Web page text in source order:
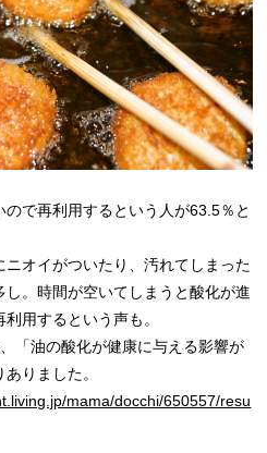
で再利用するという人が63.5％と
オイがついたり、汚れてしまった
。時間が空いてしまうと酸化が進
用するという声も。
「油の酸化が健康に与える影響が
りました。
mama/docchi/650557/resu